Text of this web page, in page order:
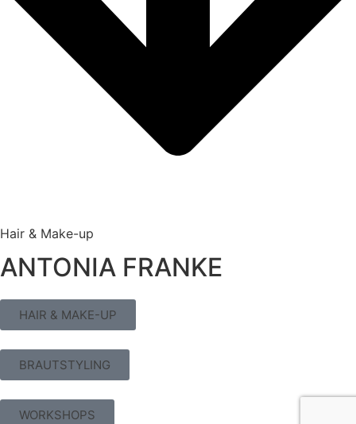
Hair & Make-up
ANTONIA FRANKE
HAIR & MAKE-UP
BRAUTSTYLING
WORKSHOPS